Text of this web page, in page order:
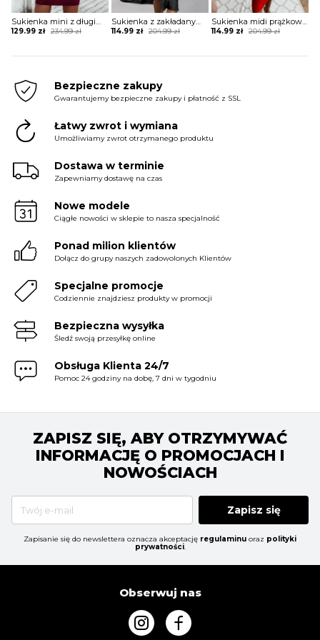
Sukienka mini z długim rękawem i zabudowanym dekoltem
234.99zł
Original
129.99 zł
Current
Sukienka z zakładanym dołem i wycięciami na ramionach
204.99zł
Original
114.99 zł
Current
Sukienka midi prążkowana
204.99zł
Original
114.99 zł
Current
Bezpieczne zakupy
Gwarantujemy bezpieczne zakupy i płatność z SSL
Łatwy zwrot i wymiana
Umożliwiamy zwrot otrzymanego produktu
Dostawa w terminie
Zapewniamy dostawę na czas
Nowe modele
Ciągłe nowości w sklepie to nasza specjalność
Ponad milion klientów
Dołącz do grupy naszych zadowolonych Klientów
Specjalne promocje
Codziennie znajdziesz produkty w promocji
Bezpieczna wysyłka
Śledź swoją przesyłkę online
Obsługa Klienta 24/7
Pomoc 24 godziny na dobę, 7 dni w tygodniu
ZAPISZ SIĘ, ABY OTRZYMYWAĆ
INFORMACJĘ O PROMOCJACH I
NOWOŚCIACH
Zapisz się
Zapisanie się do newslettera oznacza akceptację regulaminu oraz polityki
prywatności.
Obserwuj nas